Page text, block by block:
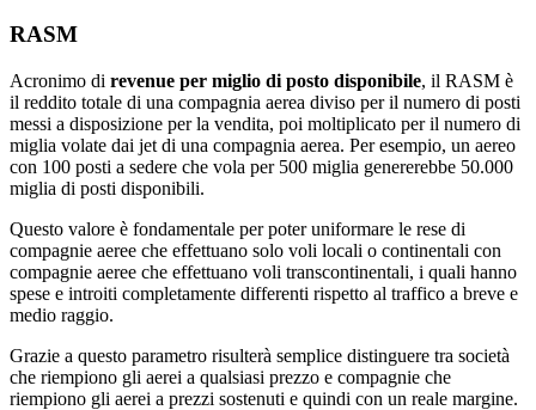
RASM
Acronimo di revenue per miglio di posto disponibile, il RASM è
il reddito totale di una compagnia aerea diviso per il numero di posti
messi a disposizione per la vendita, poi moltiplicato per il numero di
miglia volate dai jet di una compagnia aerea. Per esempio, un aereo
con 100 posti a sedere che vola per 500 miglia genererebbe 50.000
miglia di posti disponibili.
Questo valore è fondamentale per poter uniformare le rese di
compagnie aeree che effettuano solo voli locali o continentali con
compagnie aeree che effettuano voli transcontinentali, i quali hanno
spese e introiti completamente differenti rispetto al traffico a breve e
medio raggio.
Grazie a questo parametro risulterà semplice distinguere tra società
che riempiono gli aerei a qualsiasi prezzo e compagnie che
riempiono gli aerei a prezzi sostenuti e quindi con un reale margine.